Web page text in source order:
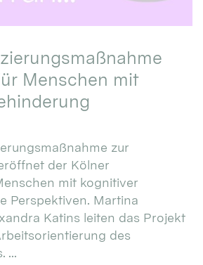
Menschen mit
zur
der Kölner
mit kognitiver
Perspektiven. Martina
Katins leiten das Projekt
des
...